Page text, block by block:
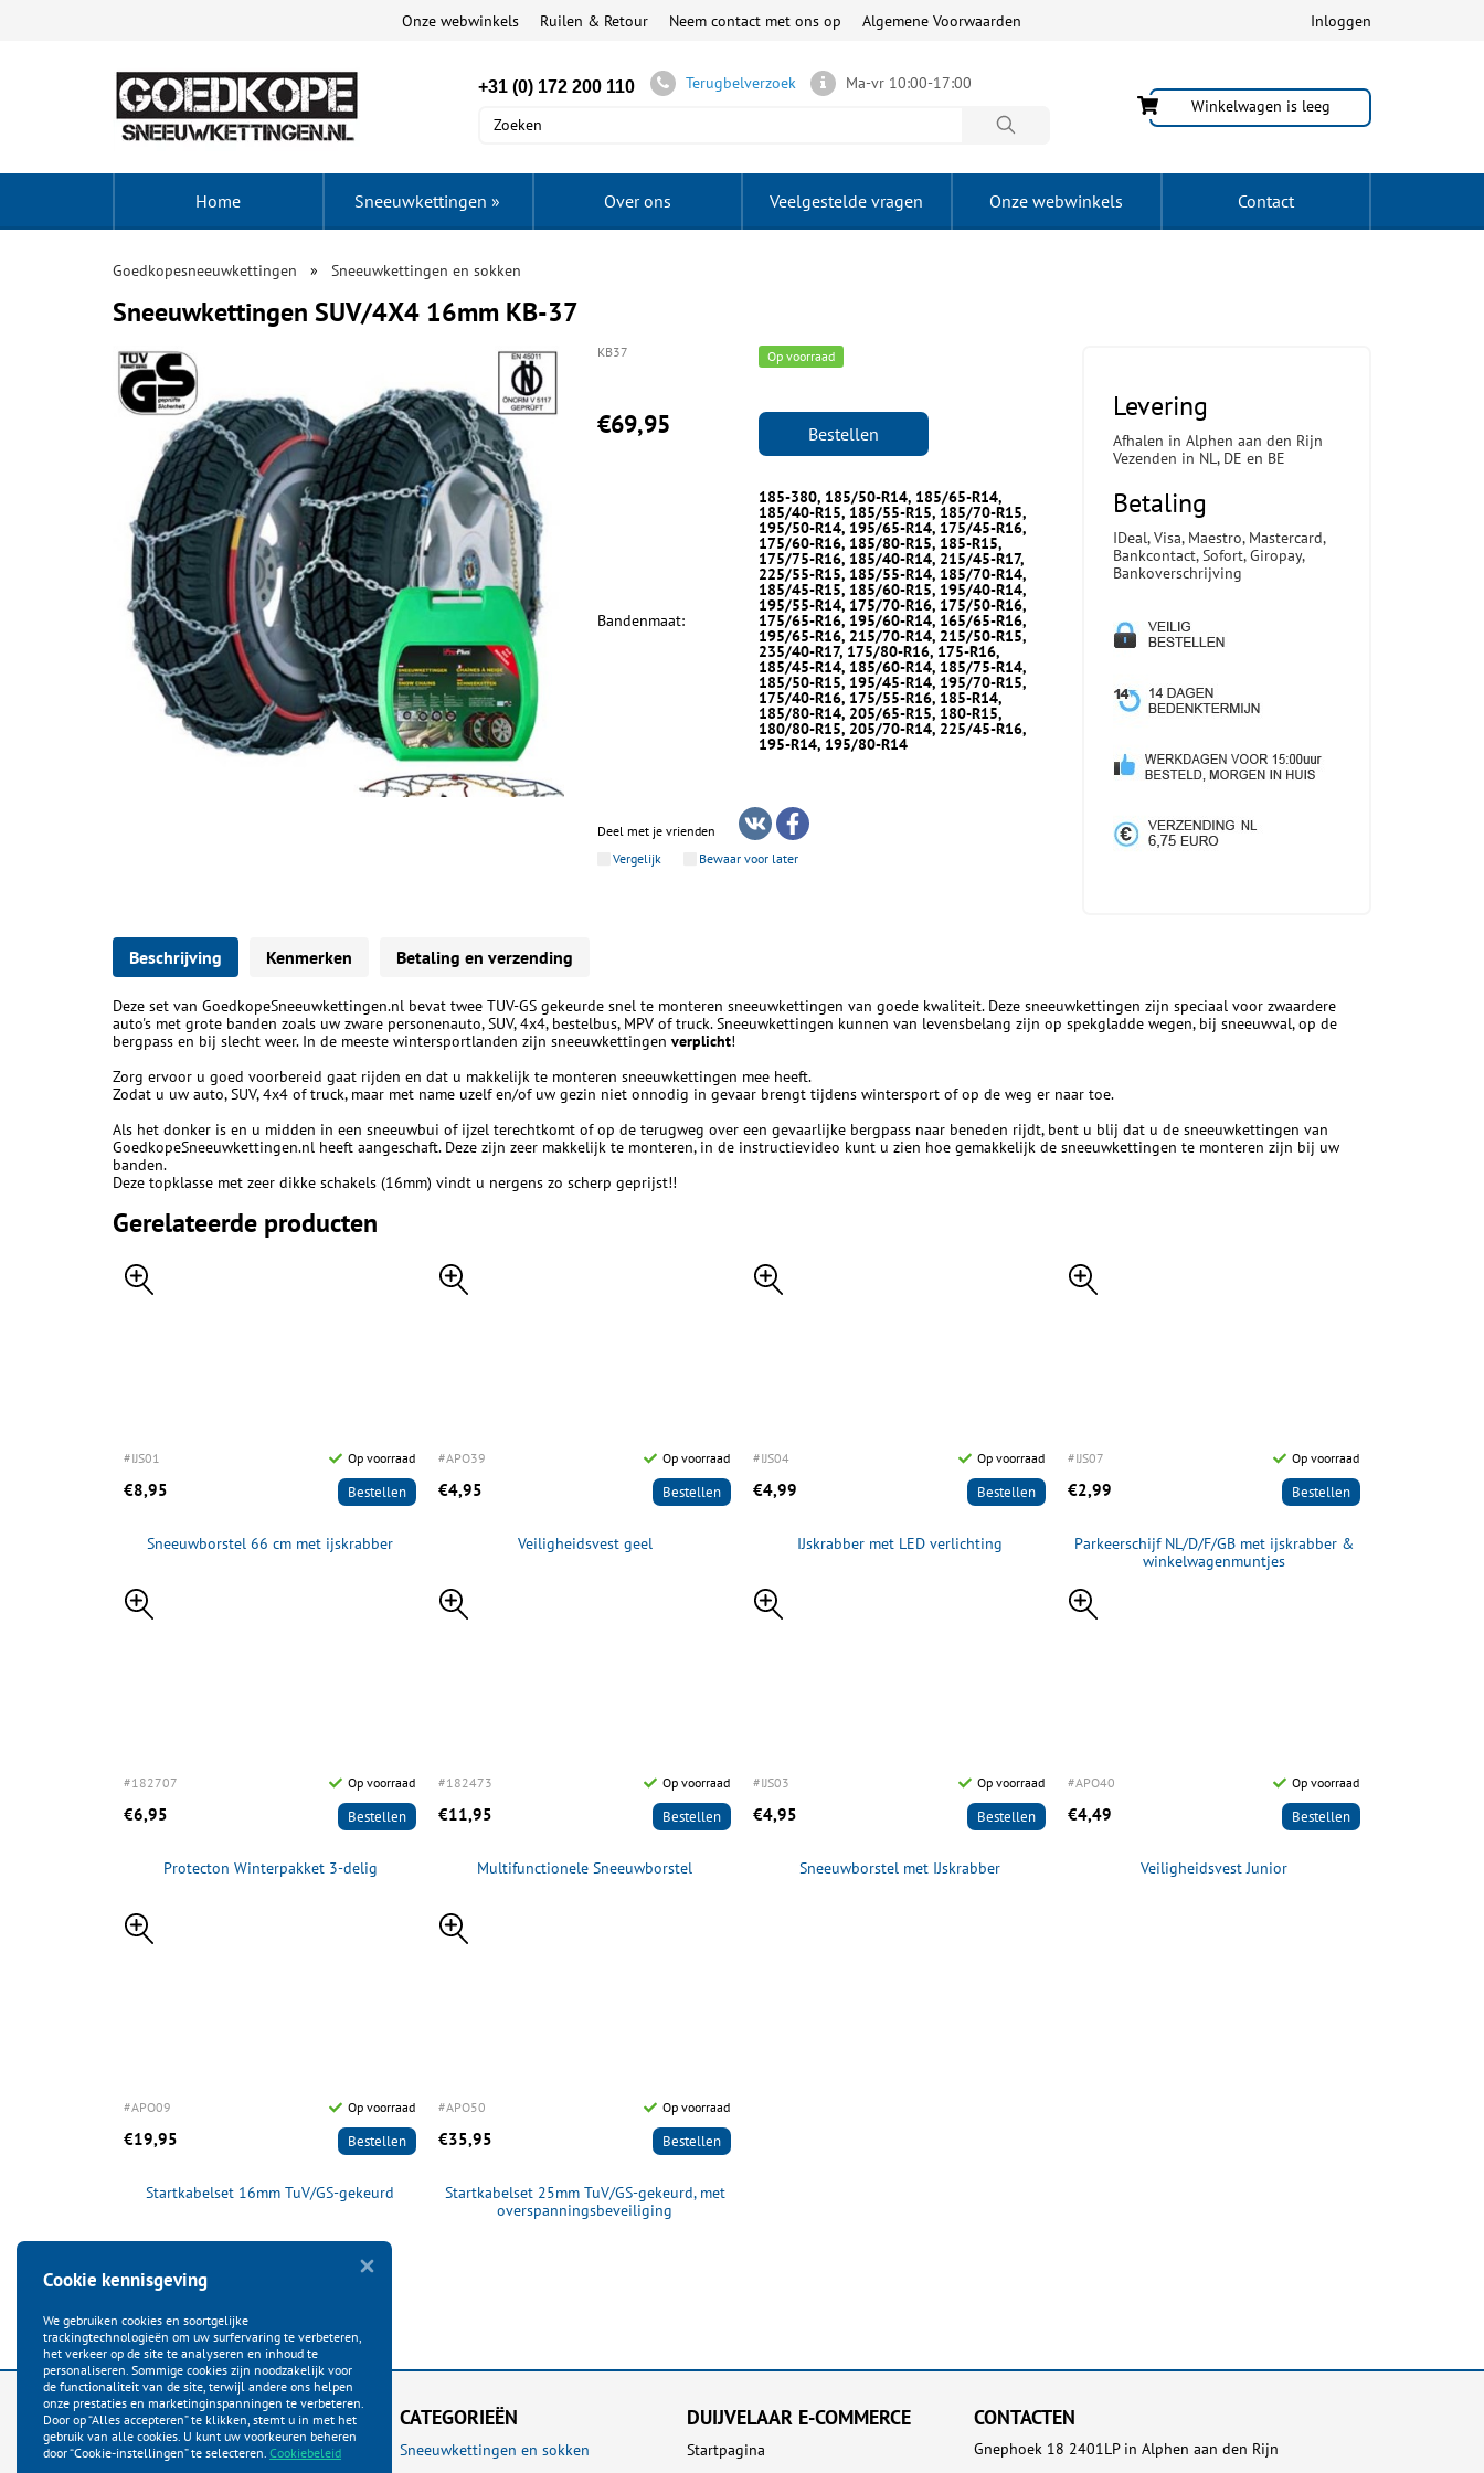
Inloggen
Onze webwinkels Ruilen & Retour Neem contact met ons op Algemene Voorwaarden
+31 (0) 172 200 110 Terugbelverzoek
Ma-vr 10:00-17:00
Winkelwagen is leeg
Home Sneeuwkettingen » Over ons Veelgestelde vragen Onze webwinkels Contact
Goedkopesneeuwkettingen Sneeuwkettingen en sokken
Sneeuwkettingen SUV/4X4 16mm KB-37
KB37 Op voorraad
€69,95 Bestellen
Bandenmaat:
185-380, 185/50-R14, 185/65-R14,
185/40-R15, 185/55-R15, 185/70-R15,
195/50-R14, 195/65-R14, 175/45-R16,
175/60-R16, 185/80-R15, 185-R15,
175/75-R16, 185/40-R14, 215/45-R17,
225/55-R15, 185/55-R14, 185/70-R14,
185/45-R15, 185/60-R15, 195/40-R14,
195/55-R14, 175/70-R16, 175/50-R16,
175/65-R16, 195/60-R14, 165/65-R16,
195/65-R16, 215/70-R14, 215/50-R15,
235/40-R17, 175/80-R16, 175-R16,
185/45-R14, 185/60-R14, 185/75-R14,
185/50-R15, 195/45-R14, 195/70-R15,
175/40-R16, 175/55-R16, 185-R14,
185/80-R14, 205/65-R15, 180-R15,
180/80-R15, 205/70-R14, 225/45-R16,
195-R14, 195/80-R14
Deel met je vrienden
Vergelijk
Bewaar voor later
Levering
Afhalen in Alphen aan den Rijn
Vezenden in NL, DE en BE
Betaling
IDeal, Visa, Maestro, Mastercard,
Bankcontact, Sofort, Giropay,
Bankoverschrijving
Beschrijving Kenmerken Betaling en verzending
Deze set van GoedkopeSneeuwkettingen.nl bevat twee TUV-GS gekeurde snel te monteren sneeuwkettingen van goede kwaliteit. Deze sneeuwkettingen zijn speciaal voor zwaardere
auto's met grote banden zoals uw zware personenauto, SUV, 4x4, bestelbus, MPV of truck. Sneeuwkettingen kunnen van levensbelang zijn op spekgladde wegen, bij sneeuwval, op de
bergpass en bij slecht weer. In de meeste wintersportlanden zijn sneeuwkettingen verplicht!
Zorg ervoor u goed voorbereid gaat rijden en dat u makkelijk te monteren sneeuwkettingen mee heeft.
Zodat u uw auto, SUV, 4x4 of truck, maar met name uzelf en/of uw gezin niet onnodig in gevaar brengt tijdens wintersport of op de weg er naar toe.
Als het donker is en u midden in een sneeuwbui of ijzel terechtkomt of op de terugweg over een gevaarlijke bergpass naar beneden rijdt, bent u blij dat u de sneeuwkettingen van
GoedkopeSneeuwkettingen.nl heeft aangeschaft. Deze zijn zeer makkelijk te monteren, in de instructievideo kunt u zien hoe gemakkelijk de sneeuwkettingen te monteren zijn bij uw
banden.
Deze topklasse met zeer dikke schakels (16mm) vindt u nergens zo scherp geprijst!!
Gerelateerde producten
#IJS01 Op voorraad
€8,95 Bestellen
Sneeuwborstel 66 cm met ijskrabber
#APO39 Op voorraad
€4,95 Bestellen
Veiligheidsvest geel
#IJS04 Op voorraad
€4,99 Bestellen
IJskrabber met LED verlichting
#IJS07 Op voorraad
€2,99 Bestellen
Parkeerschijf NL/D/F/GB met ijskrabber &
winkelwagenmuntjes
#182707 Op voorraad
€6,95 Bestellen
Protecton Winterpakket 3-delig
#182473 Op voorraad
€11,95 Bestellen
Multifunctionele Sneeuwborstel
#IJS03 Op voorraad
€4,95 Bestellen
Sneeuwborstel met IJskrabber
#APO40 Op voorraad
€4,49 Bestellen
Veiligheidsvest Junior
#APO09 Op voorraad
€19,95 Bestellen
Startkabelset 16mm TuV/GS-gekeurd
#APO50 Op voorraad
€35,95 Bestellen
Startkabelset 25mm TuV/GS-gekeurd, met
overspanningsbeveiliging
KLANTENSERVICE
Startpagina
CATEGORIEËN
Sneeuwkettingen en sokken
DUIJVELAAR E-COMMERCE
Startpagina
CONTACTEN
Gnephoek 18 2401LP in Alphen aan den Rijn
Cookie kennisgeving
We gebruiken cookies en soortgelijke
trackingtechnologieën om uw surfervaring te verbeteren,
het verkeer op de site te analyseren en inhoud te
personaliseren. Sommige cookies zijn noodzakelijk voor
de functionaliteit van de site, terwijl andere ons helpen
onze prestaties en marketinginspanningen te verbeteren.
Door op “Alles accepteren” te klikken, stemt u in met het
gebruik van alle cookies. U kunt uw voorkeuren beheren
door “Cookie-instellingen” te selecteren. Cookiebeleid